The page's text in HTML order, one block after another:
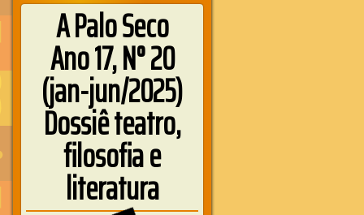
A Palo Seco
Ano 17, N° 20
(jan-jun/2025)
Dossiê teatro,
filosofia e
literatura